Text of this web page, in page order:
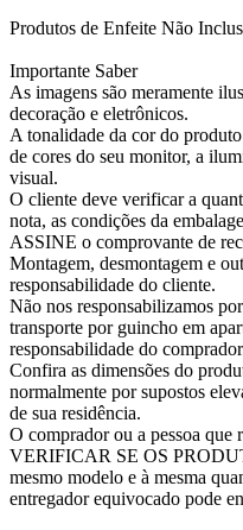
Produtos de Enfeite Não
Importante Saber
As imagens são meramente
decoração e eletrônicos.
A tonalidade da cor do
de cores do seu monitor, a
visual.
O cliente deve verificar a
nota, as condições da
ASSINE o comprovante de
Montagem, desmontagem e
responsabilidade do cliente.
Não nos responsabilizamos
transporte por guincho em
responsabilidade do
Confira as dimensões do
normalmente por supostos
de sua residência.
O comprador ou a pessoa
VERIFICAR SE OS
mesmo modelo e à mesma
entregador equivocado pode